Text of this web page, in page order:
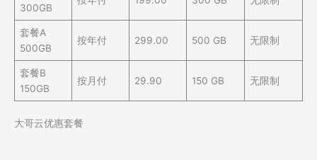
300GB
套餐A
500GB
按年付 299.00 500 GB 无限制
套餐B
150GB
按月付 29.90 150 GB 无限制
大哥云优惠套餐